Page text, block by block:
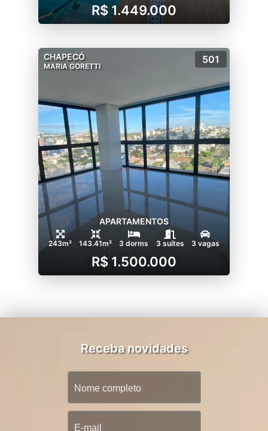
R$ 1.449.000
CHAPECÓ
MARIA GORETTI
501
APARTAMENTOS
243m² 143.41m² 3 dorms 3 suítes 3 vagas
R$ 1.500.000
Receba novidades